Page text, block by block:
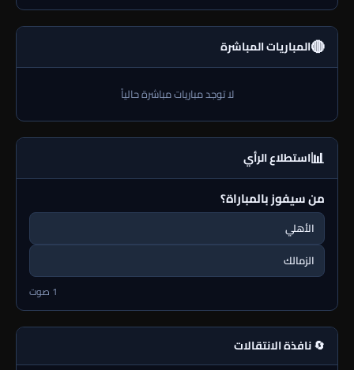
🔴المباريات المباشرة
لا توجد مباريات مباشرة حالياً
📊استطلاع الرأي
من سيفوز بالمباراة؟
الأهلي
الزمالك
1 صوت
🔄 نافذة الانتقالات